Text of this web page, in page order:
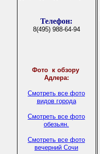
Телефон:
8(495) 988-64-94
Фото к обзору
Адлера:
Смотреть все фото
видов города
Смотреть все фото
обезьян.
Смотреть все фото
вечерний Сочи